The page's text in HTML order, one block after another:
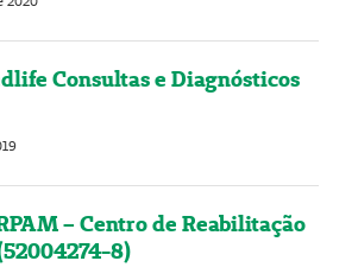
Consultas e Diagnósticos
– Centro de Reabilitação
8)